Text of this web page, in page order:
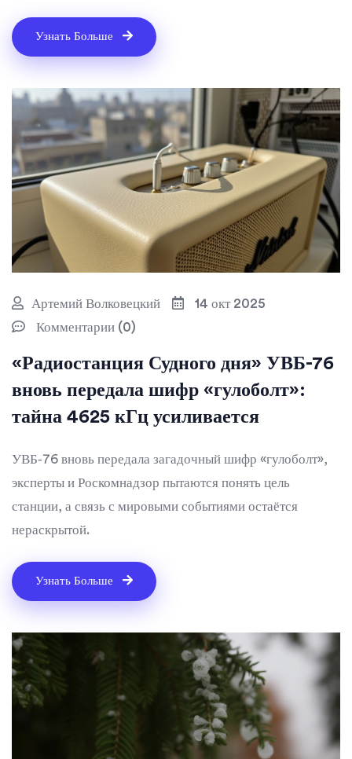
Узнать Больше
Артемий Волковецкий
14 окт 2025
Комментарии (0)
«Радиостанция Судного дня» УВБ-76
вновь передала шифр «гулоболт»:
тайна 4625 кГц усиливается
УВБ‑76 вновь передала загадочный шифр «гулоболт»,
эксперты и Роскомнадзор пытаются понять цель
станции, а связь с мировыми событиями остаётся
нераскрытой.
Узнать Больше